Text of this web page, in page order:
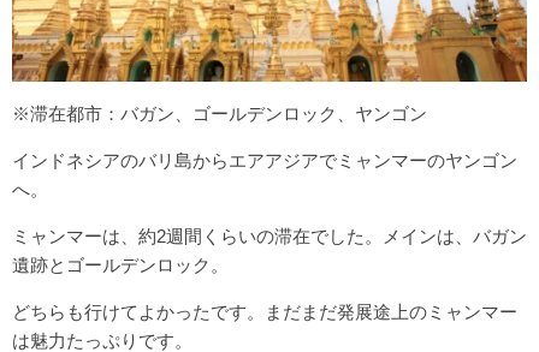
※滞在都市：バガン、ゴールデンロック、ヤンゴン
インドネシアのバリ島からエアアジアでミャンマーのヤンゴン
へ。
ミャンマーは、約2週間くらいの滞在でした。メインは、バガン
遺跡とゴールデンロック。
どちらも行けてよかったです。まだまだ発展途上のミャンマー
は魅力たっぷりです。